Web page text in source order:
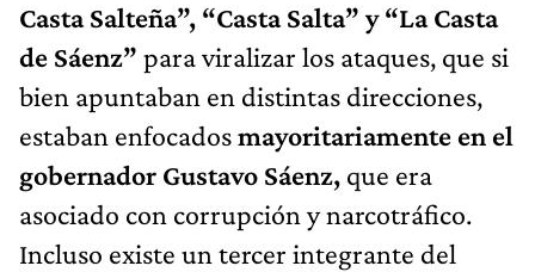
Casta Salteña”, “Casta Salta” y “La Casta
de Sáenz” para viralizar los ataques, que si
bien apuntaban en distintas direcciones,
estaban enfocadosmayoritariamente en el
gobernador Gustavo Sáenz, que era
asociado con corrupción y narcotráfico.
Incluso existe un tercer integrante del